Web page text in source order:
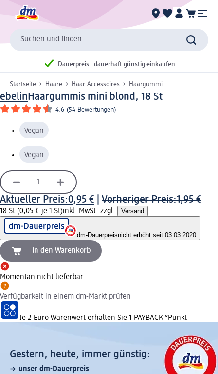
Suchen und finden
Dauerpreis - dauerhaft günstig einkaufen
Startseite Haare Haar-Accessoires Haargummi
ebelin Haargummis mini blond, 18 St
4.6 (54 Bewertungen)
Vegan
Vegan
Aktueller Preis:0,95 € Vorheriger Preis:1,95 €
18 St (0,05 € je 1 St)inkl. MwSt. zzgl. Versand
dm-Dauerpreisnicht erhöht seit 03.03.2020
In den Warenkorb
Momentan nicht lieferbar
Verfügbarkeit in einem dm-Markt prüfen
Je 2 Euro Warenwert erhalten Sie 1 PAYBACK °Punkt
Gestern, heute, immer günstig:
unser dm-Dauerpreis